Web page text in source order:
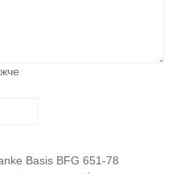
Basis BFG 651-78